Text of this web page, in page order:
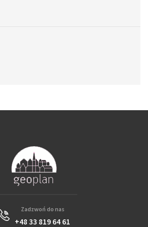
Zadzwoń do nas
+48 33 819 64 61